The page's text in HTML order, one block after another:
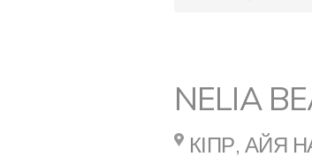
NELIA
КІПР, АЙЯ